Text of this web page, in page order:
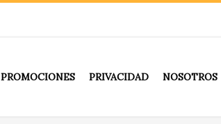
PROMOCIONES PRIVACIDAD NOSOTROS